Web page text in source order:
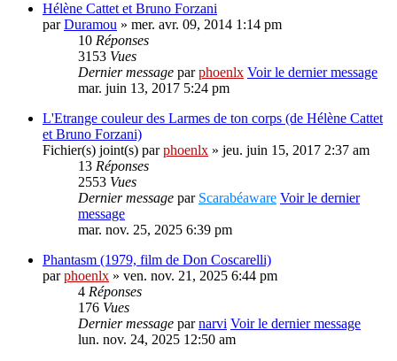
Hélène Cattet et Bruno Forzani
parDuramou » mer. avr. 09, 2014 1:14 pm
10 Réponses
3153 Vues
Dernier message parphoenlx Voir le dernier message
mar. juin 13, 2017 5:24 pm
L'Etrange couleur des Larmes de ton corps (de Hélène Cattet
et Bruno Forzani)
Fichier(s) joint(s) parphoenlx » jeu. juin 15, 2017 2:37 am
13 Réponses
2553 Vues
Dernier message par Scarabéaware Voir le dernier
message
mar. nov. 25, 2025 6:39 pm
Phantasm (1979, film de Don Coscarelli)
parphoenlx » ven. nov. 21, 2025 6:44 pm
4 Réponses
176 Vues
Dernier message parnarvi Voir le dernier message
lun. nov. 24, 2025 12:50 am